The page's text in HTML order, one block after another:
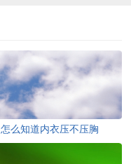
怎么知道内衣压不压胸